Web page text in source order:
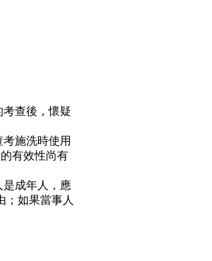
查後，懷疑
施洗時使用
有效性尚有
是成年人，應
如果當事人